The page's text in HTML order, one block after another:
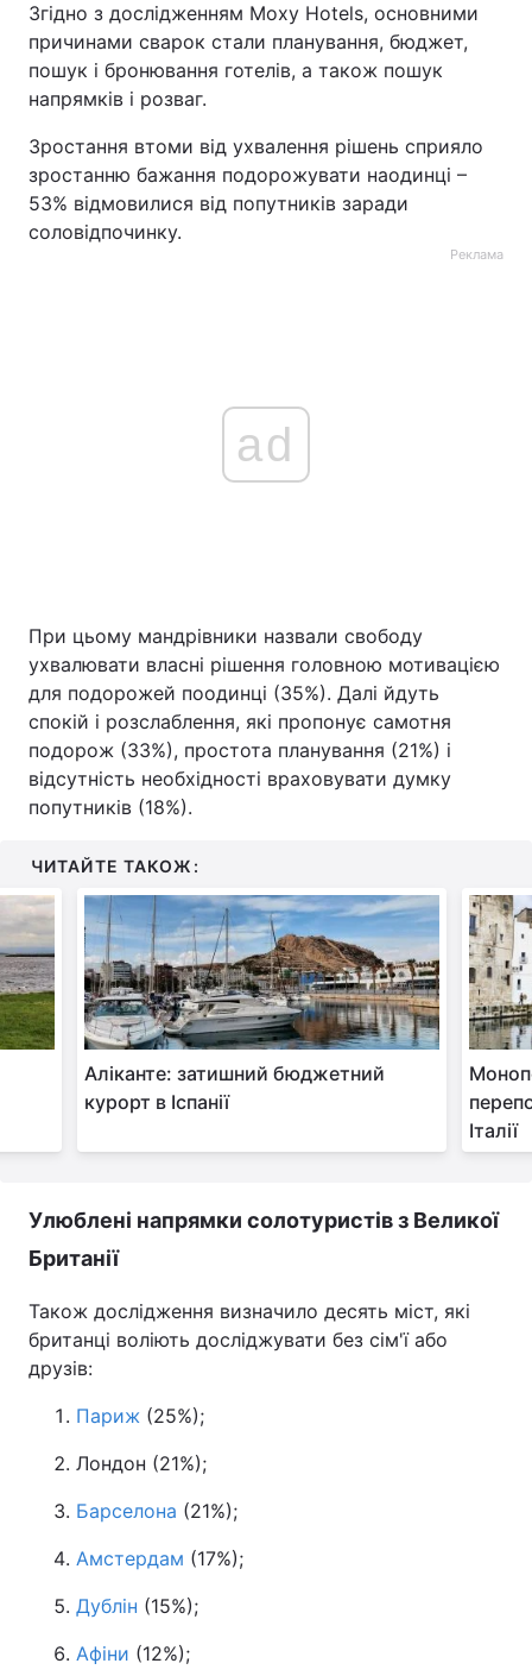
Згідно з дослідженням Moxy Hotels, основними
причинами сварок стали планування, бюджет,
пошук і бронювання готелів, а також пошук
напрямків і розваг.
Зростання втоми від ухвалення рішень сприяло
зростанню бажання подорожувати наодинці –
53% відмовилися від попутників заради
соловідпочинку.
Реклама
ad
При цьому мандрівники назвали свободу
ухвалювати власні рішення головною мотивацією
для подорожей поодинці (35%). Далі йдуть
спокій і розслаблення, які пропонує самотня
подорож (33%), простота планування (21%) і
відсутність необхідності враховувати думку
попутників (18%).
ЧИТАЙТЕ ТАКОЖ:
Аліканте: затишний бюджетний
курорт в Іспанії
Італії
Улюблені напрямки солотуристів з Великої
Британії
Також дослідження визначило десять міст, які
британці воліють досліджувати без сім'ї або
друзів:
Париж (25%);
Лондон (21%);
Барселона (21%);
Амстердам (17%);
Дублін (15%);
Афіни (12%);